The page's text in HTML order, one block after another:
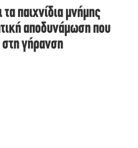
παιχνίδια μνήμης
αποδυνάμωση που
στη γήρανση